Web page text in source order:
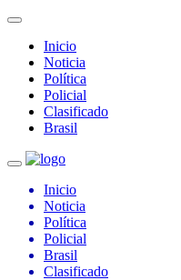
Inicio
Noticia
Política
Policial
Clasificado
Brasil
Inicio
Noticia
Política
Policial
Brasil
Clasificado